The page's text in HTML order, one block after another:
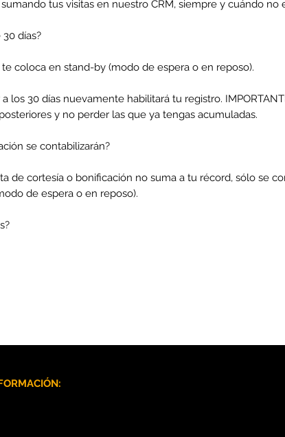
tus visitas en nuestro CRM, siempre y cuándo
días?
coloca en stand-by (modo de espera o en reposo).
los 30 días nuevamente habilitará tu registro.
y no perder las que ya tengas acumuladas.
se contabilizarán?
de cortesía o bonificación no suma a tu récord, sólo se
de espera o en reposo).